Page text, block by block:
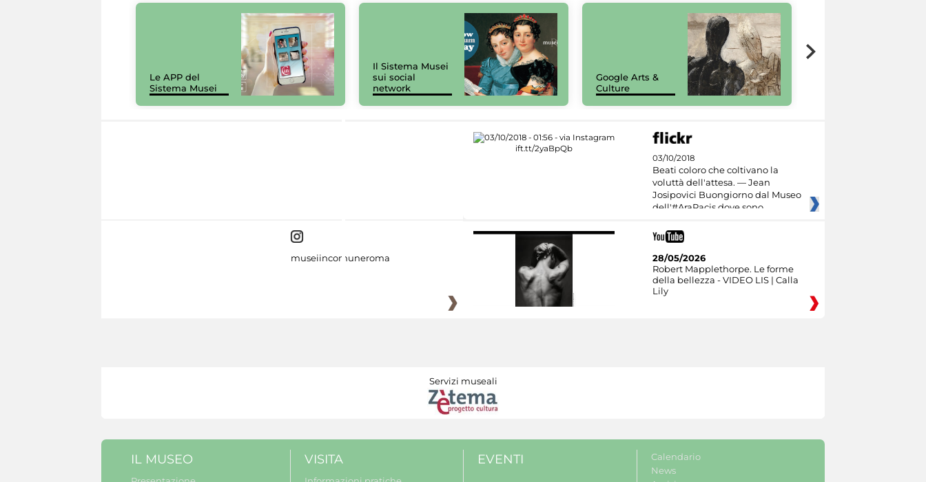
Le APP del
Sistema Musei
Il Sistema Musei
sui social
network
Google Arts &
Culture
03/10/2018
Beati coloro che coltivano la
voluttà dell'attesa. — Jean
Josipovici Buongiorno dal Museo
dell'#AraPacis dove sono
museiincomuneroma
28/05/2026
Robert Mapplethorpe. Le forme
della bellezza - VIDEO LIS | Calla
Lily
Servizi museali
IL MUSEO VISITA EVENTI
Calendario
News